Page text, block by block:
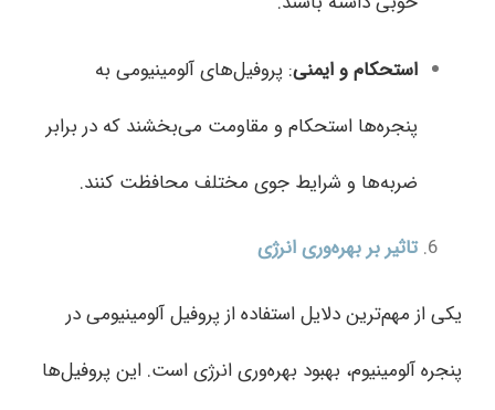
استحکام و ایمنی: پروفیل‌های آلومینیومی به
پنجره‌ها استحکام و مقاومت می‌بخشند که در برابر
ضربه‌ها و شرایط جوی مختلف محافظت کنند.
تاثیر بر بهره‌وری انرژی
یکی از مهم‌ترین دلایل استفاده از پروفیل‌ آلومینیومی در
پنجره آلومینیوم، بهبود بهره‌وری انرژی است. این پروفیل‌ها